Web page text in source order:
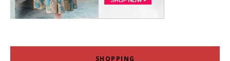
SHOPPING